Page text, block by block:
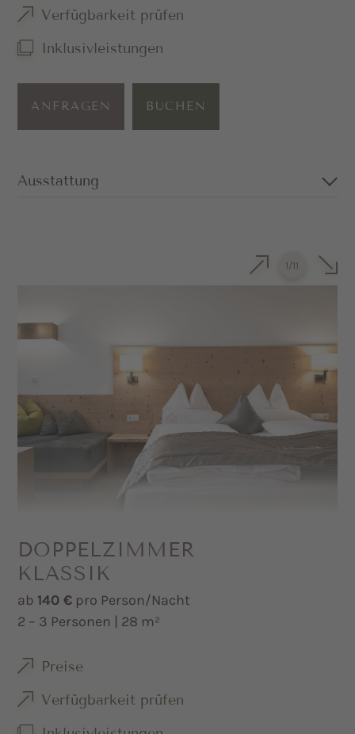
Verfügbarkeit prüfen
Inklusivleistungen
ANFRAGEN BUCHEN
Ausstattung
Privater Balkon mit Dolomitenblick
nach Süden
Badezimmer mit Dusche, separatem WC,
Föhn und Kosmetikspiegel
Sat-TV und Safe
Minibar auf Wunsch
1 /11
DOPPELZIMMER
KLASSIK
ab 140 € pro Person/Nacht
2 – 3 Personen | 28 m²
Preise
Verfügbarkeit prüfen